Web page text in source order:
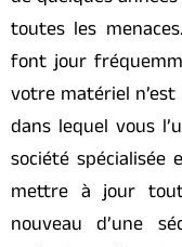
toutes les
font jour
votre matériel
dans lequel vous
société spécialisée
mettre à jour
nouveau d’une